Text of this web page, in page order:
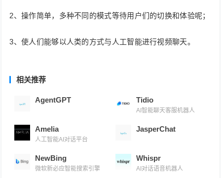
2、操作简单，多种不同的模式等待用户们的切换和体验呢；
3、使人们能够以人类的方式与人工智能进行视频聊天。
相关推荐
AgentGPT Tidio
AI智能聊天客服机器人
Amelia
人工智能AI对话平台
JasperChat
NewBing
微软新必应智能搜索引擎
Whispr
AI对话语音机器人